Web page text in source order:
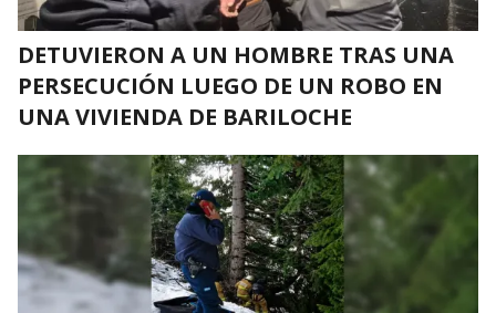
DETUVIERON A UN HOMBRE TRAS UNA
PERSECUCIÓN LUEGO DE UN ROBO EN
UNA VIVIENDA DE BARILOCHE